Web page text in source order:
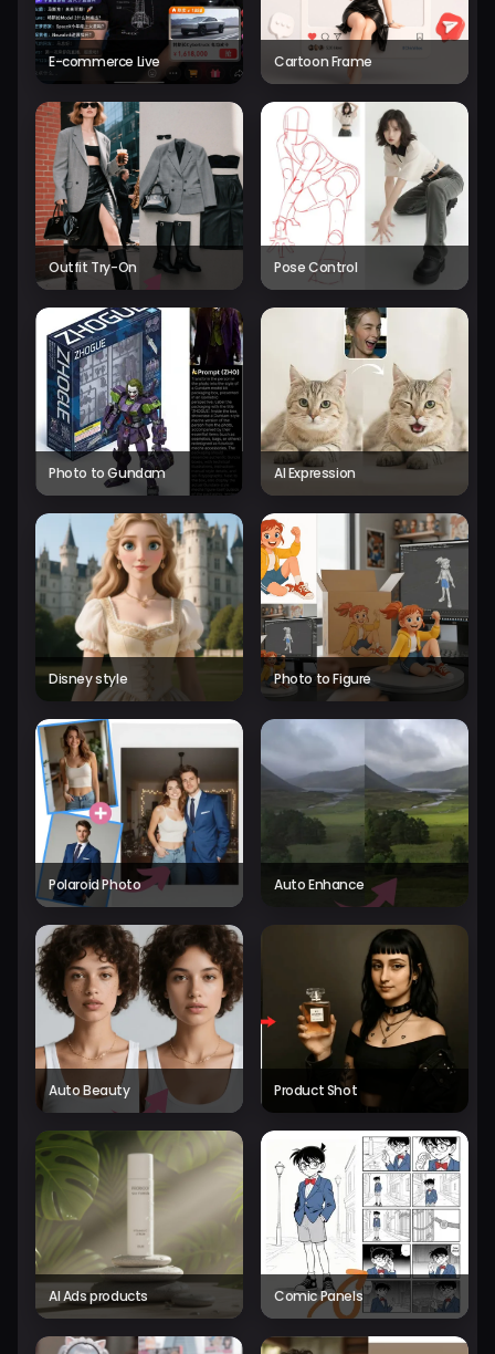
E-commerce Live Cartoon Frame
Outfit Try-On Pose Control
Photo to Gundam AI Expression
Disney style Photo to Figure
Polaroid Photo Auto Enhance
Auto Beauty Product Shot
AI Ads products Comic Panels